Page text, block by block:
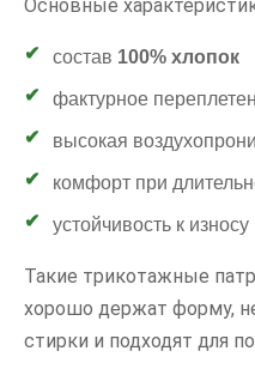
Основные
состав 100% хлопок
фактурное
высокая
комфорт при
устойчивость к износу
Такие трикотажные
хорошо держат форму,
стирки и подходят для